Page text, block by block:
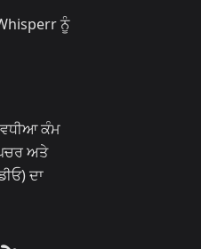
ਨੂੰ
ਕੰਮ
ਅਤੇ
ਦਾ